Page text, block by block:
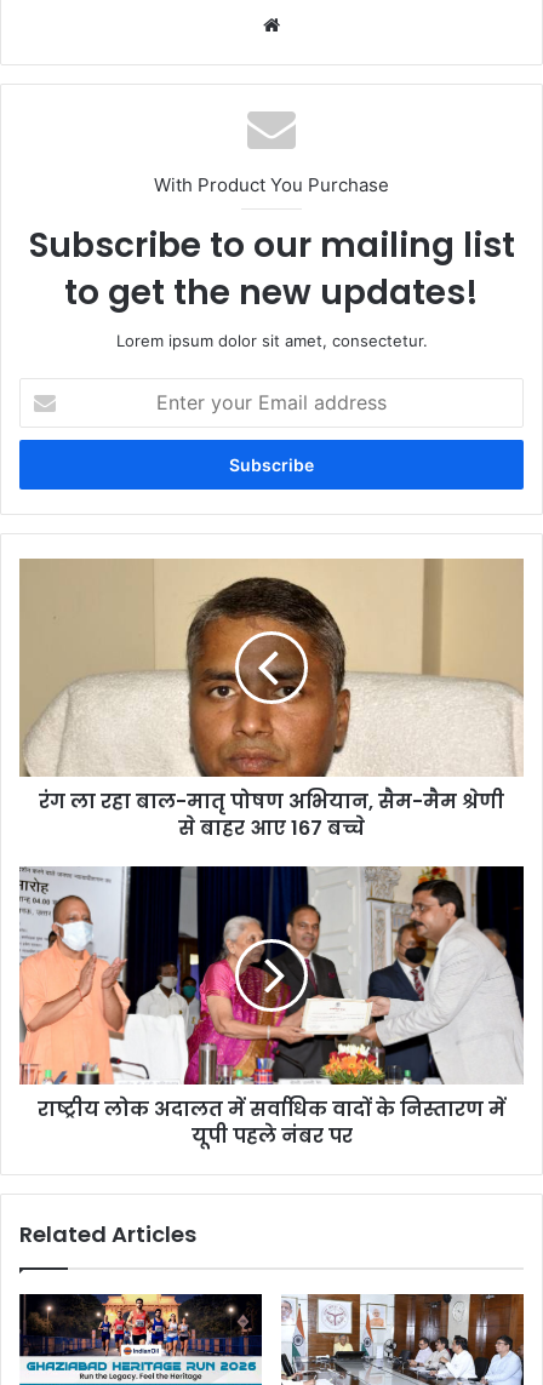
With Product You Purchase
Subscribe to our mailing list
to get the new updates!
Lorem ipsum dolor sit amet, consectetur.
your
Email
रंग ला रहा बाल-मातृ पोषण अभियान, सैम-मैम श्रेणी
से बाहर आए 167 बच्चे
राष्ट्रीय लोक अदालत में सर्वाधिक वादों के निस्तारण में
यूपी पहले नंबर पर
Related Articles